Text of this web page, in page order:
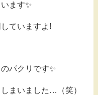
ます✨
ていますよ!
パクリです✨
まいました…（笑）